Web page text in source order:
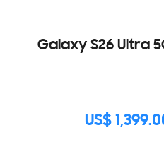
Galaxy S26 Ultra
US$